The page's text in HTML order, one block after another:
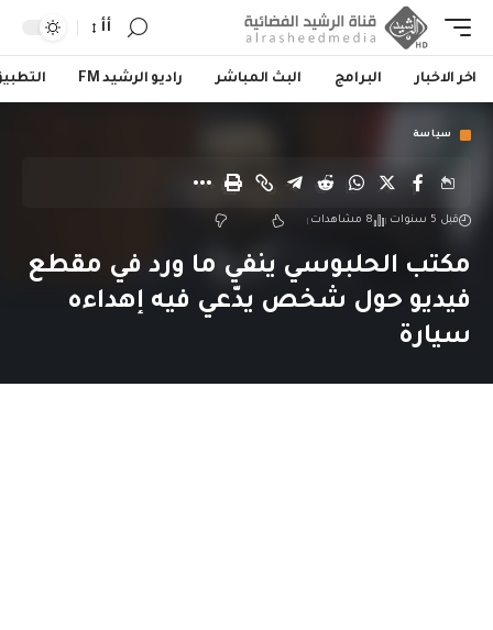
أأ
اخر الاخبار البرامج البث المباشر راديو الرشيد FM
سياسة
قبل 5 سنوات 8 مشاهدات
مكتب الحلبوسي ينفي ما ورد في مقطع
فيديو حول شخص يدّعي فيه إهداءه
سيارة